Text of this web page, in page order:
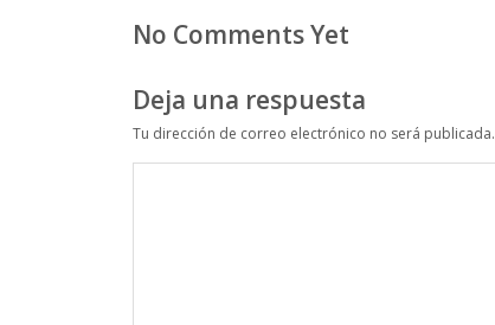
No Comments Yet
Deja una respuesta
Tu dirección de correo electrónico no será publicada.